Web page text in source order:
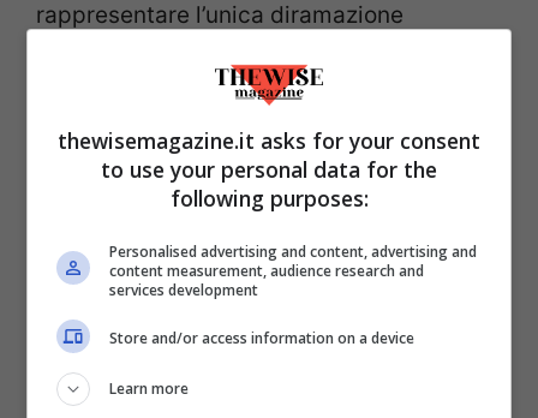
rappresentare l’unica diramazione
Nacquero così due Stati sovrani entrambi
rivendicanti il ruolo di legittimi
governatori della Cina intera. Tale
contrapposizione diede seguito nel corso
del tempo a conflitti e momenti di forte
instabilità, anche a livello
internazionale. Taiwan venne inizialmente
infatti riconosciuta dalla maggior parte dei
thewisemagazine.it asks for your consent
to use your personal data for the
following purposes:
Personalised advertising and content, advertising and
content measurement, audience research and
services development
Store and/or access information on a device
Learn more